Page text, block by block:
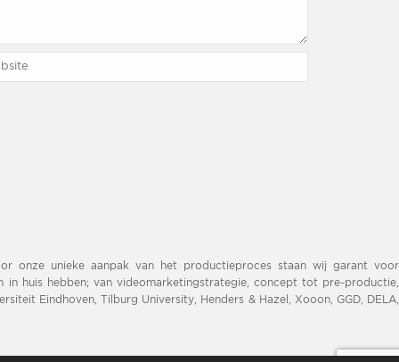
onze unieke aanpak van het productieproces staan wij garant voor
huis hebben; van videomarketingstrategie, concept tot pre-productie,
Eindhoven, Tilburg University, Henders & Hazel, Xooon, GGD, DELA,